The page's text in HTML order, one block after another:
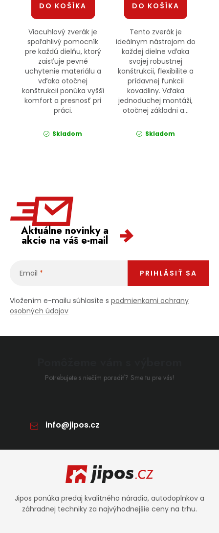
DO KOŠÍKA
Viacuhlový zverák je
spoľahlivý pomocník
pre každú dielňu, ktorý
zaisťuje pevné
uchytenie materiálu a
vďaka otočnej
konštrukcii ponúka vyšší
komfort a presnosť pri
práci.
Skladom
DO KOŠÍKA
Tento zverák je
ideálnym nástrojom do
každej dielne vďaka
svojej robustnej
konštrukcii, flexibilite a
prídavnej funkcii
kovadliny. Vďaka
jednoduchej montáži,
otočnej základni a...
Skladom
Aktuálne novinky a
akcie na váš e-mail
Email
Vložením e-mailu súhlasíte s podmienkami ochrany
osobných údajov
PRIHLÁSIŤ SA
Potrebujete s niečím poradiť? Sme tu pre vás!
info@jipos.cz
Zápätie
Jipos ponúka predaj kvalitného náradia, autodoplnkov a
záhradnej techniky za najvýhodnejšie ceny na trhu.